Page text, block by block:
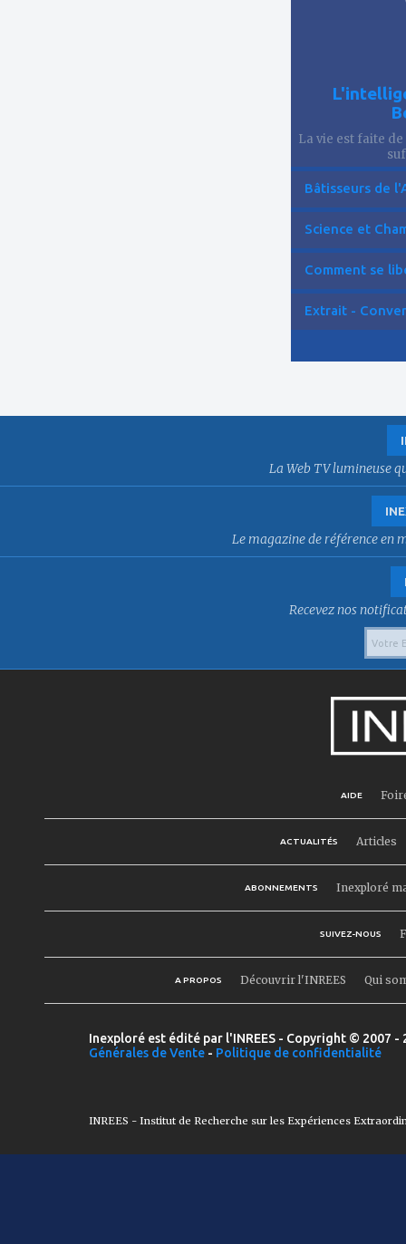
La vie est faite
Bâtisseurs de
Science et
Comment se
Extrait -
La Web TV lumineuse
Le magazine de référence en
Recevez nos
AIDE
ACTUALITÉS Articles
ABONNEMENTS Inexploré
SUIVEZ-NOUS
A PROPOS Découvrir l'INREES Qui
Inexploré est édité par l'INREES - Copyright © 2007
Générales de Vente - Politique de confidentialité
INREES - Institut de Recherche sur les Expériences